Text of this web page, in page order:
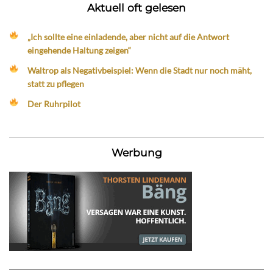
Aktuell oft gelesen
„Ich sollte eine einladende, aber nicht auf die Antwort
eingehende Haltung zeigen“
Waltrop als Negativbeispiel: Wenn die Stadt nur noch mäht,
statt zu pflegen
Der Ruhrpilot
Werbung